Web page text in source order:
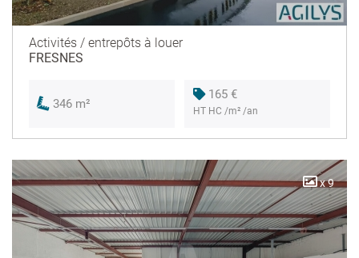
Activités / entrepôts à louer
FRESNES
346 m²
165 €
HT HC /m² /an
x 9